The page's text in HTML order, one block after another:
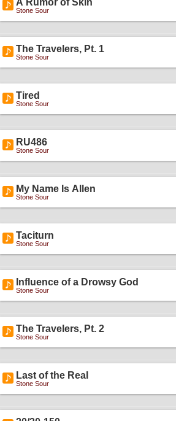
A Rumor of Skin
Stone Sour
The Travelers, Pt. 1
Stone Sour
Tired
Stone Sour
RU486
Stone Sour
My Name Is Allen
Stone Sour
Taciturn
Stone Sour
Influence of a Drowsy God
Stone Sour
The Travelers, Pt. 2
Stone Sour
Last of the Real
Stone Sour